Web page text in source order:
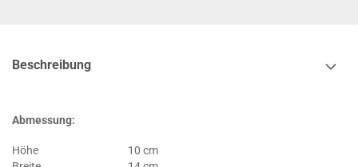
Beschreibung
Abmessung:
Höhe
10 cm